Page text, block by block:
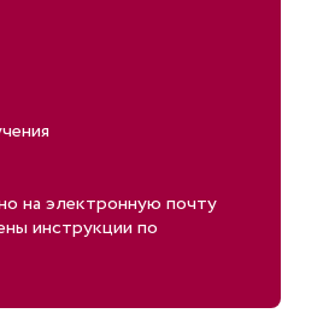
на электронную почту
инструкции по